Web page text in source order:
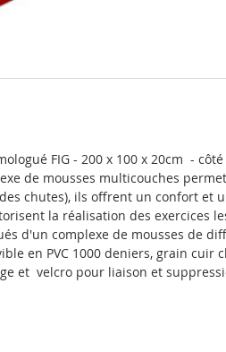
FIG - 200 x 100 x 20cm -
de mousses multicouches
chutes), ils offrent un confort et
la réalisation des exercices
d'un complexe de mousses de
en PVC 1000 deniers, grain cuir
et velcro pour liaison et